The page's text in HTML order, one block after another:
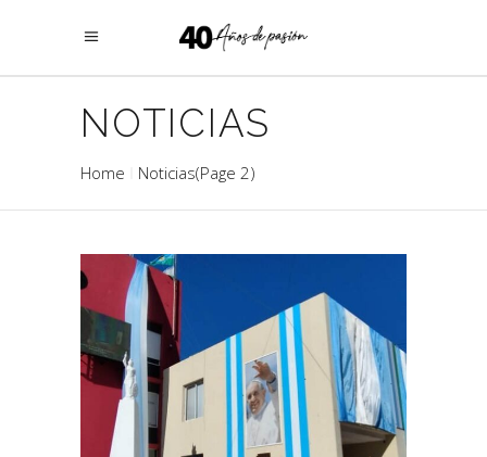
NOTICIAS
Home Noticias(Page 2)